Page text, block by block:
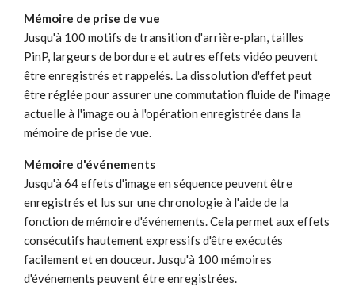
Mémoire de prise de vue
Jusqu'à 100 motifs de transition d'arrière-plan, tailles
PinP, largeurs de bordure et autres effets vidéo peuvent
être enregistrés et rappelés. La dissolution d'effet peut
être réglée pour assurer une commutation fluide de l'image
actuelle à l'image ou à l'opération enregistrée dans la
mémoire de prise de vue.
Mémoire d'événements
Jusqu'à 64 effets d'image en séquence peuvent être
enregistrés et lus sur une chronologie à l'aide de la
fonction de mémoire d'événements. Cela permet aux effets
consécutifs hautement expressifs d'être exécutés
facilement et en douceur. Jusqu'à 100 mémoires
d'événements peuvent être enregistrées.